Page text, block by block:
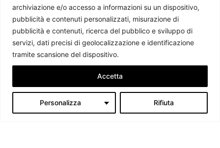
archiviazione e/o accesso a informazioni su un dispositivo,
pubblicità e contenuti personalizzati, misurazione di
pubblicità e contenuti, ricerca del pubblico e sviluppo di
servizi, dati precisi di geolocalizzazione e identificazione
tramite scansione del dispositivo.
Personalizza Rifiuta
Accetta